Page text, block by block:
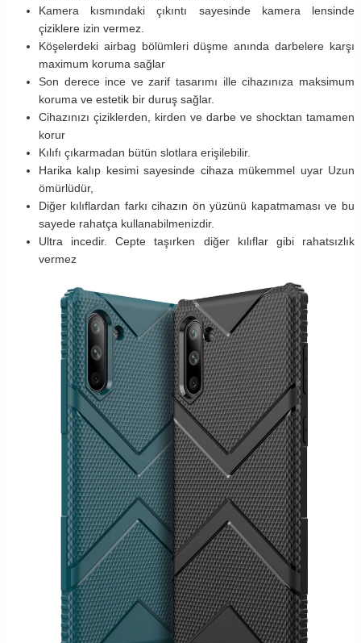
Kamera kısmındaki çıkıntı sayesinde kamera lensinde
çiziklere izin vermez.
Köşelerdeki airbag bölümleri düşme anında darbelere karşı
maximum koruma sağlar
Son derece ince ve zarif tasarımı ille cihazınıza maksimum
koruma ve estetik bir duruş sağlar.
Cihazınızı çiziklerden, kirden ve darbe ve shocktan tamamen
korur
Kılıfı çıkarmadan bütün slotlara erişilebilir.
Harika kalıp kesimi sayesinde cihaza mükemmel uyar Uzun
ömürlüdür,
Diğer kılıflardan farkı cihazın ön yüzünü kapatmaması ve bu
sayede rahatça kullanabilmenizdir.
Ultra incedir. Cepte taşırken diğer kılıflar gibi rahatsızlık
vermez